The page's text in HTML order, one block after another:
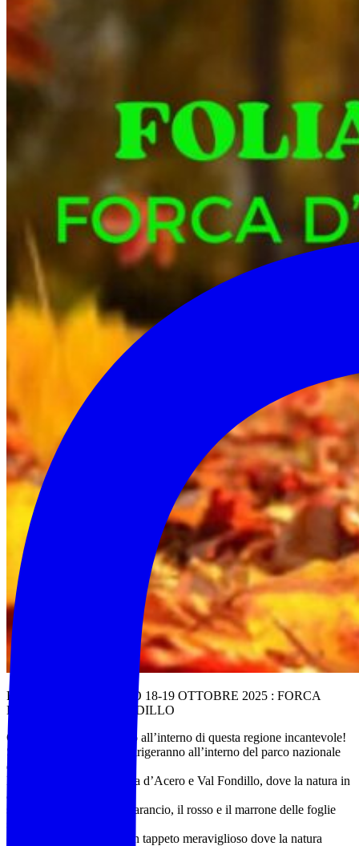
FOLIAGE D’ABRUZZO 18-19 OTTOBRE 2025 : FORCA
D’ACERO & VAL FONDILLO
Continua il nostro viaggio all’interno di questa regione incantevole!
Stavolta i nostri passi si dirigeranno all’interno del parco nazionale
d’Abruzzo, Lazio e
Molise nella zona di Forca d’Acero e Val Fondillo, dove la natura in
autunno si veste dei
suoi colori più belli … L’arancio, il rosso e il marrone delle foglie
sugli alberi, e poi quelle
cadute in terra formano un tappeto meraviglioso dove la natura